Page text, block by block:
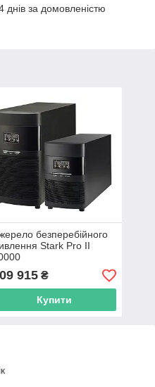
за домовленістю
безперебійного
Stark Pro II
915₴
Купити